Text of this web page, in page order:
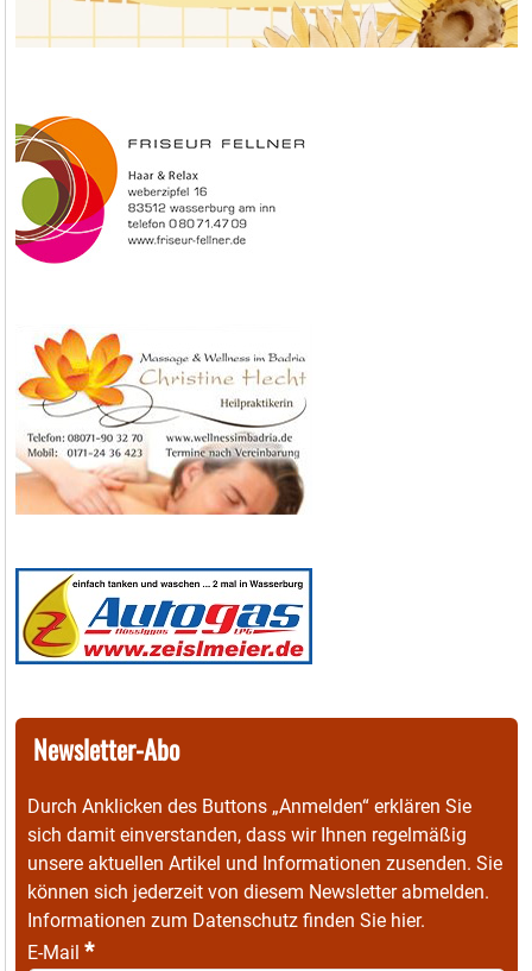
Newsletter-Abo
Durch Anklicken des Buttons „Anmelden“ erklären Sie
sich damit einverstanden, dass wir Ihnen regelmäßig
unsere aktuellen Artikel und Informationen zusenden. Sie
können sich jederzeit von diesem Newsletter abmelden.
Informationen zum Datenschutz finden Sie hier.
E-Mail *